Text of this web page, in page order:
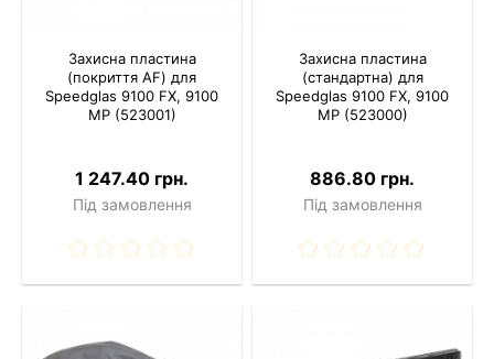
Захисна пластина
(покриття AF) для
Speedglas 9100 FX, 9100
MP (523001)
1 247.40 грн.
Під замовлення
Захисна пластина
(стандартна) для
Speedglas 9100 FX, 9100
MP (523000)
886.80 грн.
Під замовлення